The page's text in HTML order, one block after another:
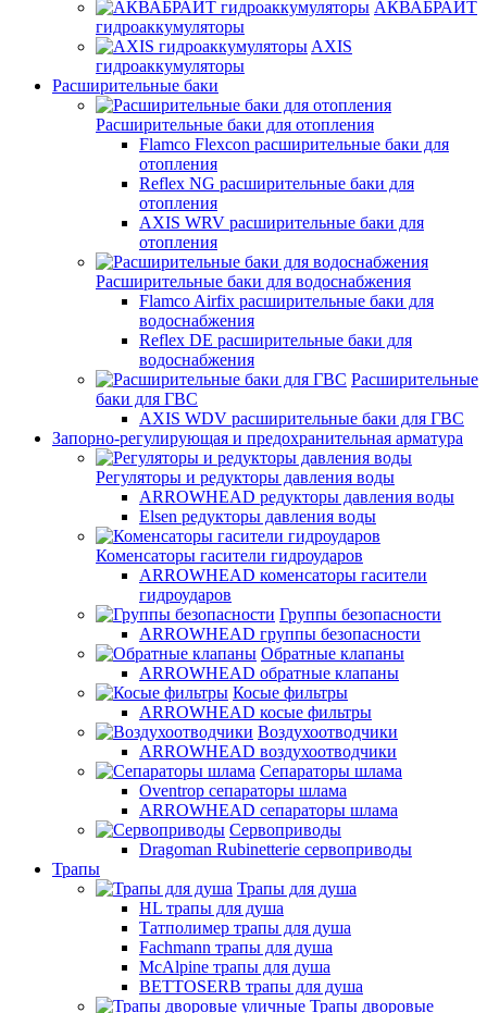
АКВАБРАЙТ
гидроаккумуляторы
AXIS
гидроаккумуляторы
Расширительные баки
Расширительные баки для отопления
Flamco Flexcon расширительные баки для
отопления
Reflex NG расширительные баки для
отопления
AXIS WRV расширительные баки для
отопления
Расширительные баки для водоснабжения
Flamco Airfix расширительные баки для
водоснабжения
Reflex DЕ расширительные баки для
водоснабжения
Расширительные
баки для ГВС
AXIS WDV расширительные баки для ГВС
Запорно-регулирующая и предохранительная арматура
Регуляторы и редукторы давления воды
ARROWHEAD редукторы давления воды
Elsen редукторы давления воды
Коменсаторы гасители гидроударов
ARROWHEAD коменсаторы гасители
гидроударов
Группы безопасности
ARROWHEAD группы безопасности
Обратные клапаны
ARROWHEAD обратные клапаны
Косые фильтры
ARROWHEAD косые фильтры
Воздухоотводчики
ARROWHEAD воздухоотводчики
Сепараторы шлама
Oventrop cепараторы шлама
ARROWHEAD сепараторы шлама
Сервоприводы
Dragoman Rubinetterie сервоприводы
Трапы
Трапы для душа
HL трапы для душа
Татполимер трапы для душа
Fachmann трапы для душа
McAlpine трапы для душа
BETTOSERB трапы для душа
Трапы дворовые